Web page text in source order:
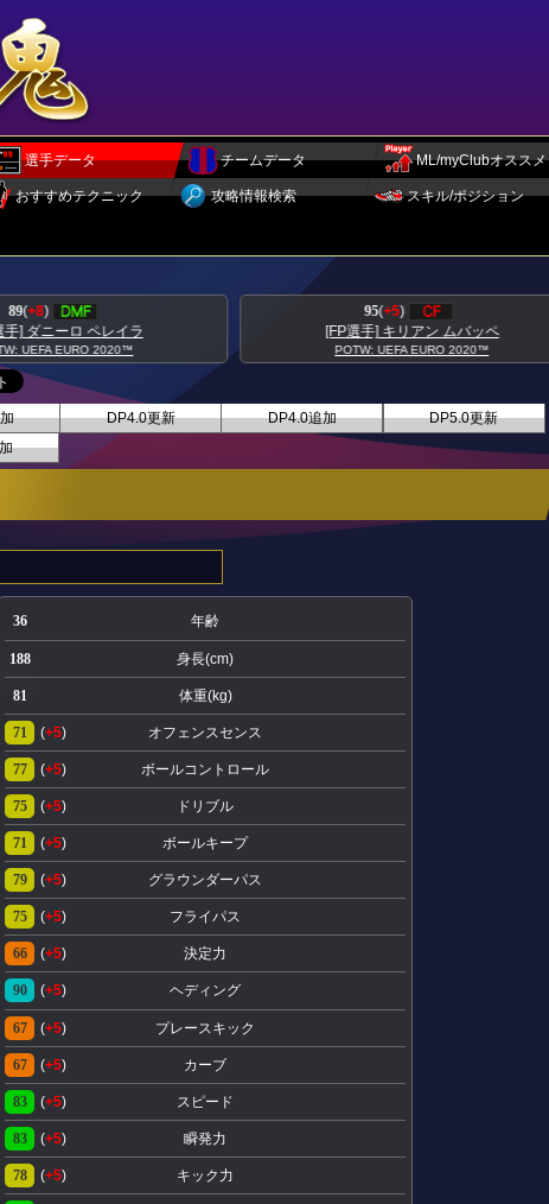
選手データ チームデータ ML/myClubオススメ
おすすめテクニック 攻略情報検索 スキル/ポジション
95(+5
[FP選手] キリアン ムバッペ
POTW: UEFA EURO 2020™
93(+5
[FP選手] トニ クロース
POTW: UEFA EURO 2020™
DP4.0更新 DP4.0追加
DP5.0更新
36 年齢
188 身長(cm)
81 体重(kg)
71 (+5) オフェンスセンス
77 (+5) ボールコントロール
75 (+5) ドリブル
71 (+5) ボールキープ
79 (+5) グラウンダーパス
75 (+5) フライパス
66 (+5) 決定力
90 (+5) ヘディング
67 (+5) プレースキック
67 (+5) カーブ
83 (+5) スピード
83 (+5) 瞬発力
78 (+5) キック力